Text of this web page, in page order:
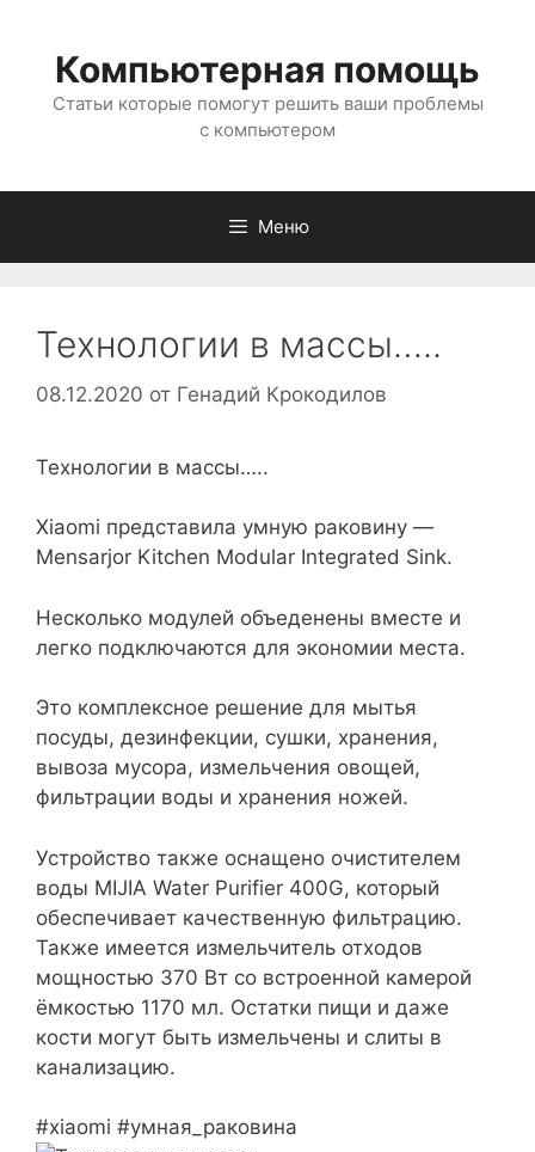
содержимому
Компьютерная помощь
Статьи которые помогут решить ваши проблемы
с компьютером
Меню
Технологии в массы…..
08.12.2020 от Генадий Крокодилов
Технологии в массы…..
Xiaomi представила умную раковину —
Mensarjor Kitchen Modular Integrated Sink.
Несколько модулей объеденены вместе и
легко подключаются для экономии места.
Это комплексное решение для мытья
посуды, дезинфекции, сушки, хранения,
вывоза мусора, измельчения овощей,
фильтрации воды и хранения ножей.
Устройство также оснащено очистителем
воды MIJIA Water Purifier 400G, который
обеспечивает качественную фильтрацию.
Также имеется измельчитель отходов
мощностью 370 Вт со встроенной камерой
ёмкостью 1170 мл. Остатки пищи и даже
кости могут быть измельчены и слиты в
канализацию.
#xiaomi #умная_раковина